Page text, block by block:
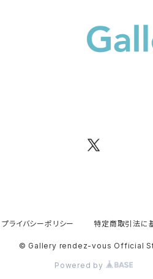
プライバシーポリシー 特定商取引法に
© Gallery rendez-vous Official
Powered by